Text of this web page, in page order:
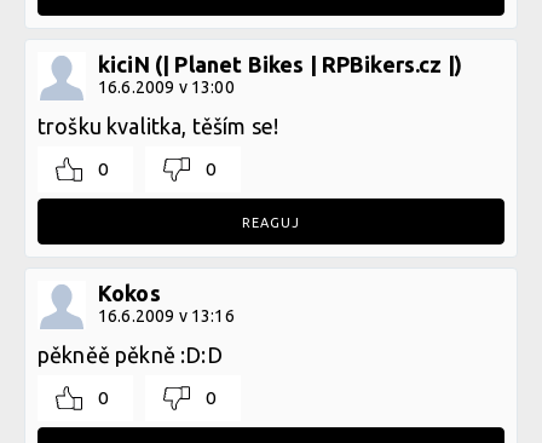
kiciN (| Planet Bikes | RPBikers.cz |)
16.6.2009 v 13:00
trošku kvalitka, těším se!
0 0
REAGUJ
Kokos
16.6.2009 v 13:16
pěkněě pěkně :D:D
0 0